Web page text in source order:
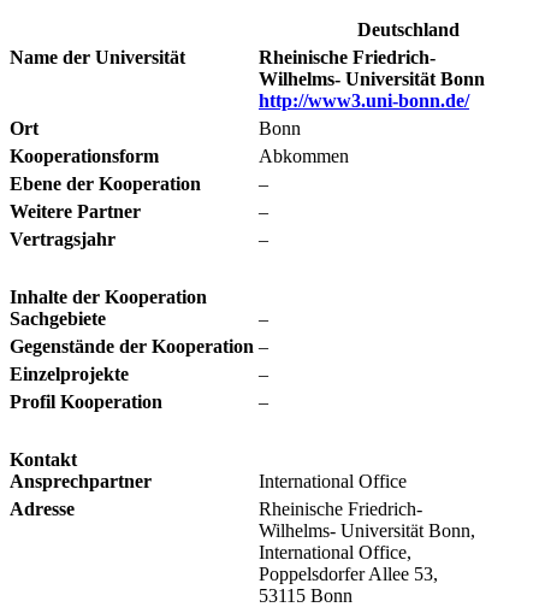
Deutschland
Name der Universität
Rheinische Friedrich-
Wilhelms- Universität Bonn
http://www3.uni-bonn.de/
Ort
Bonn
Kooperationsform
Abkommen
Ebene der Kooperation
–
Weitere Partner
–
Vertragsjahr
–
Inhalte der Kooperation
Sachgebiete
–
Gegenstände der Kooperation –
Einzelprojekte
–
Profil Kooperation
–
Kontakt
Ansprechpartner
International Office
Adresse
Rheinische Friedrich-
Wilhelms- Universität Bonn,
International Office,
Poppelsdorfer Allee 53,
53115 Bonn